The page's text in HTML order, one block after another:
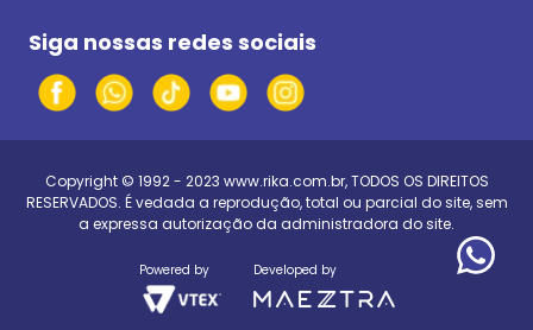
Siga nossas redes sociais
Copyright © 1992 - 2023 www.rika.com.br, TODOS OS DIREITOS
RESERVADOS. É vedada a reprodução, total ou parcial do site, sem
a expressa autorização da administradora do site.
Powered by Developed by